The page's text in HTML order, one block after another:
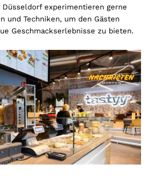
Düsseldorf experimentieren gerne
und Techniken, um den Gästen
Geschmackserlebnisse zu bieten.